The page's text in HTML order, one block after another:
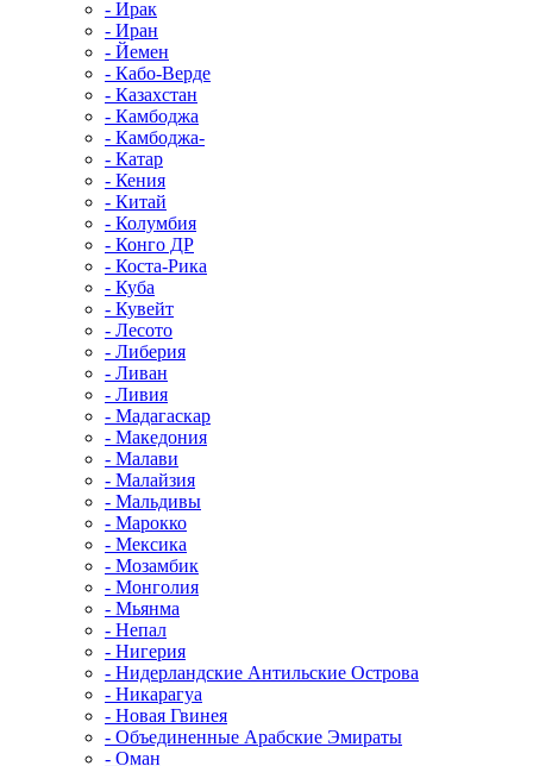
- Ирак
- Иран
- Йемен
- Кабо-Верде
- Казахстан
- Камбоджа
- Камбоджа-
- Катар
- Кения
- Китай
- Колумбия
- Конго ДР
- Коста-Рика
- Куба
- Кувейт
- Лесото
- Либерия
- Ливан
- Ливия
- Мадагаскар
- Македония
- Малави
- Малайзия
- Мальдивы
- Марокко
- Мексика
- Мозамбик
- Монголия
- Мьянма
- Непал
- Нигерия
- Нидерландские Антильские Острова
- Никарагуа
- Новая Гвинея
- Объединенные Арабские Эмираты
- Оман